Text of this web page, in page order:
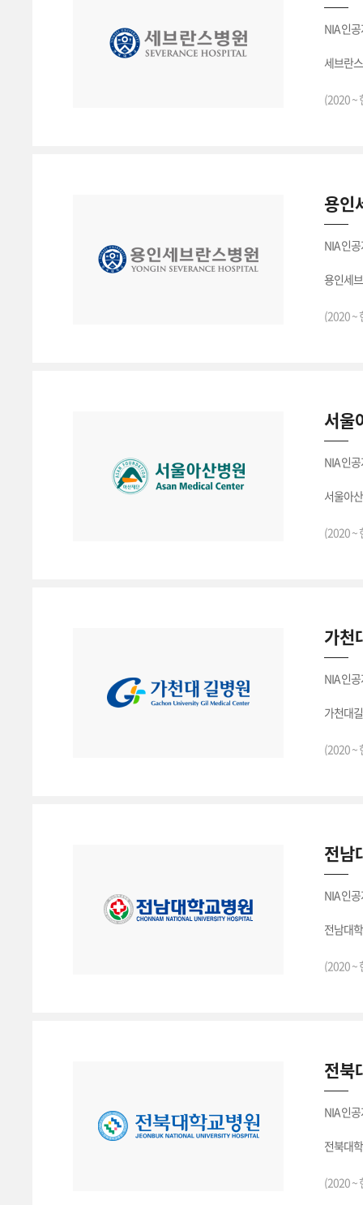
NIA 인
세브란
(2020 ~
용인
NIA 인
용인세
(2020 ~
서울
NIA 인
서울아
(2020 ~
가천
NIA 인
가천대
(2020 ~
전남
NIA 인
전남대
(2020 ~
전북
NIA 인
전북대
(2020 ~